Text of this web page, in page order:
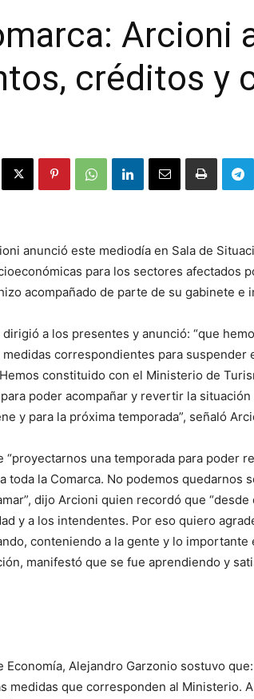
Arcioni
créditos y
anunció este mediodía en Sala de
para los sectores afectados
acompañado de parte de su gabinete e
a los presentes y anunció: “que
correspondientes para suspender
constituido con el Ministerio de
poder acompañar y revertir la
y para la próxima temporada”, señaló
“proyectarnos una temporada para poder
toda la Comarca. No podemos quedarnos
dijo Arcioni quien recordó que
y a los intendentes. Por eso quiero
conteniendo a la gente y lo importante
manifestó que se fue aprendiendo y
Economía, Alejandro Garzonio sostuvo
medidas que corresponden al Ministerio.